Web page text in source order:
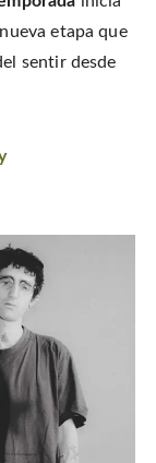
etapa que
sentir desde